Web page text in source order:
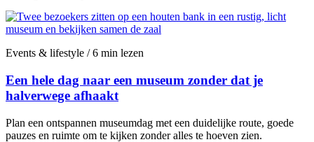
Events & lifestyle / 6 min lezen
Een hele dag naar een museum zonder dat je
halverwege afhaakt
Plan een ontspannen museumdag met een duidelijke route, goede
pauzes en ruimte om te kijken zonder alles te hoeven zien.